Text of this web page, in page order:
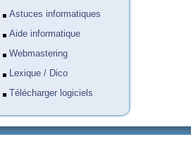
Astuces informatiques
Aide informatique
Webmastering
Lexique / Dico
Télécharger logiciels